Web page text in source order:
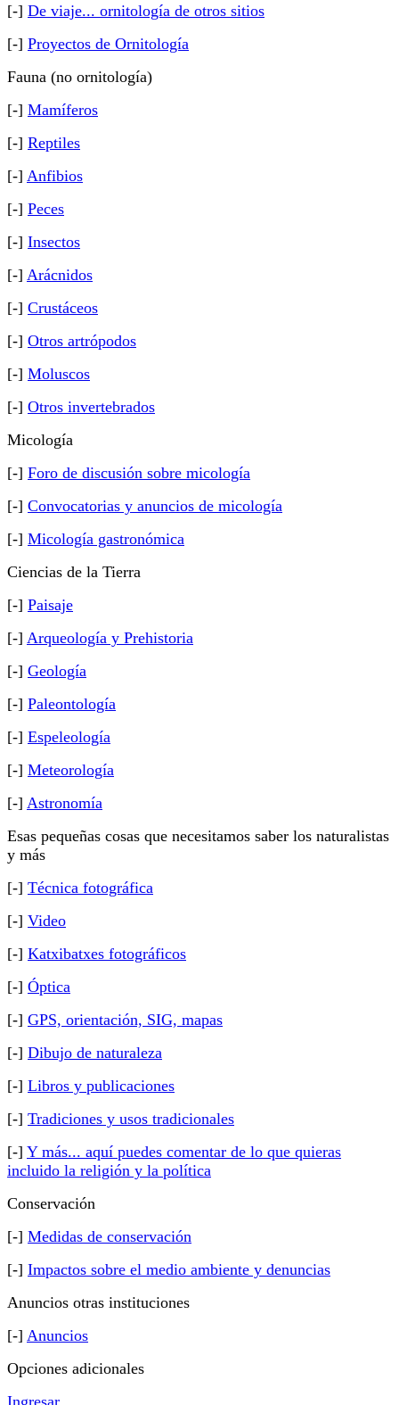
[-] De viaje... ornitología de otros sitios
[-] Proyectos de Ornitología
Fauna (no ornitología)
[-] Mamíferos
[-] Reptiles
[-] Anfibios
[-] Peces
[-] Insectos
[-] Arácnidos
[-] Crustáceos
[-] Otros artrópodos
[-] Moluscos
[-] Otros invertebrados
Micología
[-] Foro de discusión sobre micología
[-] Convocatorias y anuncios de micología
[-] Micología gastronómica
Ciencias de la Tierra
[-] Paisaje
[-] Arqueología y Prehistoria
[-] Geología
[-] Paleontología
[-] Espeleología
[-] Meteorología
[-] Astronomía
Esas pequeñas cosas que necesitamos saber los naturalistas
y más
[-] Técnica fotográfica
[-] Video
[-] Katxibatxes fotográficos
[-] Óptica
[-] GPS, orientación, SIG, mapas
[-] Dibujo de naturaleza
[-] Libros y publicaciones
[-] Tradiciones y usos tradicionales
[-] Y más... aquí puedes comentar de lo que quieras
incluido la religión y la política
Conservación
[-] Medidas de conservación
[-] Impactos sobre el medio ambiente y denuncias
Anuncios otras instituciones
[-] Anuncios
Opciones adicionales
Ingresar